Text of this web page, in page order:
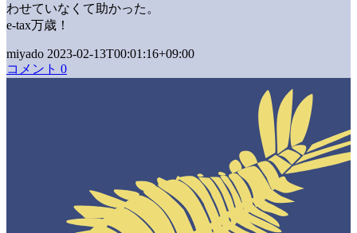
わせていなくて助かった。
e-tax万歳！
miyado 2023-02-13T00:01:16+09:00
コメント 0